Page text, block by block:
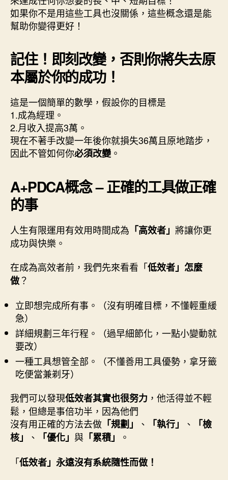
如果你不是用這些工具也沒關係，這些概念還是能
幫助你變得更好！
記住！即刻改變，否則你將失去原
本屬於你的成功！
這是一個簡單的數學，假設你的目標是
1.成為經理。
2.月收入提高3萬。
現在不著手改變一年後你就損失36萬且原地踏步，
因此不管如何你必須改變 。
A+PDCA概念 – 正確的工具做正確
的事
人生有限運用有效用時間成為 「高效者」 將讓你更
成功與快樂。
在成為高效者前，我們先來看看「低效者」怎麼
做？
立即想完成所有事。（沒有明確目標，不懂輕重緩
急）
詳細規劃三年行程。（過早細節化，一點小變動就
要改）
一種工具想管全部。（不懂善用工具優勢，拿牙籤
吃便當兼剃牙）
我們可以發現低效者其實也很努力 ，他活得並不輕
鬆，但總是事倍功半，因為他們
沒有用正確的方法去做 「規劃」 、 「執行」 、
「檢
核」
、 「優化」 與 「累積」
。
「低效者」永遠沒有系統隨性而做！